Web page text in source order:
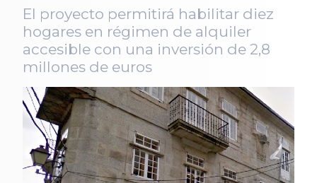
El proyecto permitirá habilitar diez
hogares en régimen de alquiler
accesible con una inversión de 2,8
millones de euros